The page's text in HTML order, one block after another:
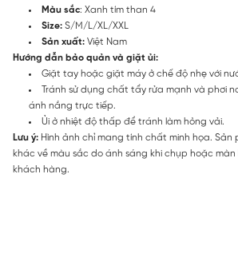
Màu sắc: Xanh tím than 4
Size: S/M/L/XL/XXL
Sản xuất: Việt Nam
Hướng dẫn bảo quản và giặt ủi:
Giặt tay hoặc giặt máy ở chế độ nhẹ với
Tránh sử dụng chất tẩy rửa mạnh và phơi
ánh nắng trực tiếp.
Ủi ở nhiệt độ thấp để tránh làm hỏng vải.
Lưu ý: Hình ảnh chỉ mang tính chất minh họa.
khác về màu sắc do ánh sáng khi chụp hoặc
khách hàng.